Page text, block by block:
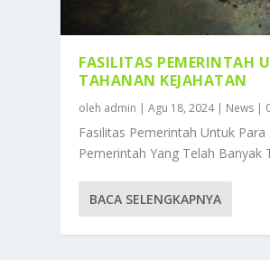
FASILITAS PEMERINTAH
TAHANAN KEJAHATAN
oleh admin |Agu 18, 2024| News |
Fasilitas Pemerintah Untuk
Pemerintah Yang Telah Banyak
BACA SELENGKAPNYA